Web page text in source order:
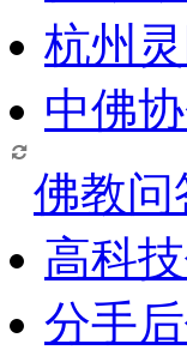
杭州
中佛
佛教问
高科
分手